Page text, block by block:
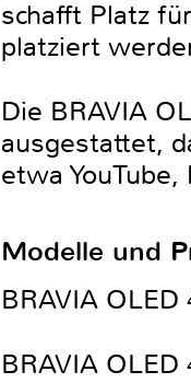
schafft Platz
platziert
Die BRAVIA
ausgestattet,
etwa
Modelle und
BRAVIA OLED
BRAVIA OLED